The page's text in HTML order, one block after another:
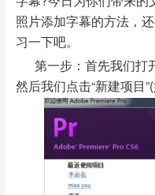
照片添加字幕的方法，
习一下吧。
第一步：首先我们打
然后我们点击“新建项目”(